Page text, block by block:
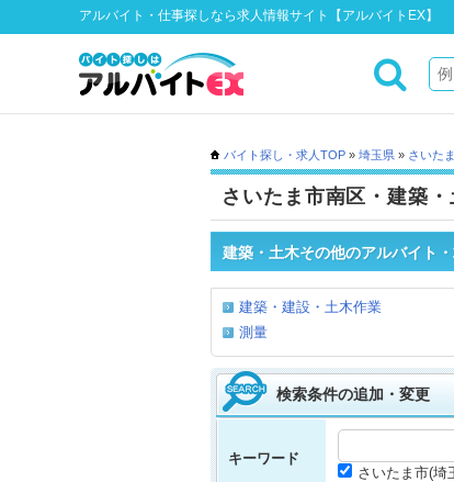
アルバイト・仕事探しなら求人情報サイト【アルバイトEX】
バイト探し・求人TOP » 埼玉県 » さいた
さいたま市南区・建築
建築・土木その他のアルバイト
建築・建設・土木作業
測量
検索条件の追加・変更
キーワード
さいたま市(埼